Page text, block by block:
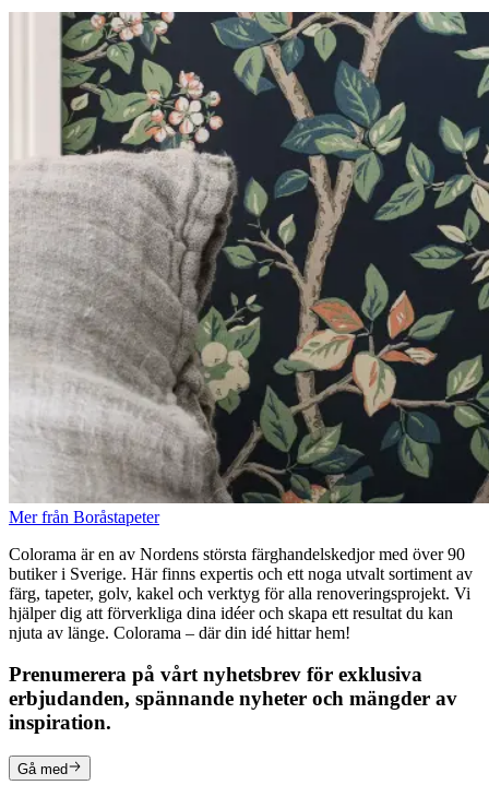
Mer från Boråstapeter
Colorama är en av Nordens största färghandelskedjor med över 90
butiker i Sverige. Här finns expertis och ett noga utvalt sortiment av
färg, tapeter, golv, kakel och verktyg för alla renoveringsprojekt. Vi
hjälper dig att förverkliga dina idéer och skapa ett resultat du kan
njuta av länge. Colorama – där din idé hittar hem!
Prenumerera på vårt nyhetsbrev för exklusiva
erbjudanden, spännande nyheter och mängder av
inspiration.
Gå med